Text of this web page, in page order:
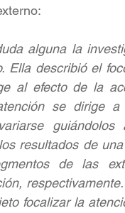
alguna la
Ella describió el
al efecto de la
se dirige
resultados de
de las
focalizar la